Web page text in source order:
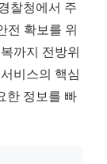
찰청에서 주
전 확보를 위
까지 전방위
비스의 핵심
한 정보를 빠